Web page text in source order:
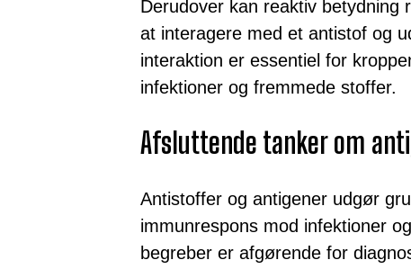
Derudover kan reaktiv betydning
at interagere med et antistof og
interaktion er essentiel for
infektioner og fremmede stoffer.
Afsluttende tanker om
Antistoffer og antigener udgør
immunrespons mod infektioner
begreber er afgørende for